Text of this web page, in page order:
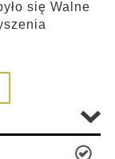
się Walne